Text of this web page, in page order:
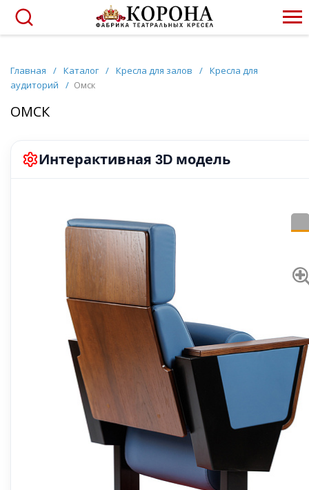
Главная / Каталог / Кресла для залов / Кресла для
аудиторий
/ Омск
ОМСК
Интерактивная 3D модель